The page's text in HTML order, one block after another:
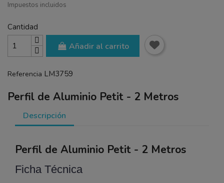
Impuestos incluidos
Cantidad
Añadir al carrito
Referencia LM3759
Perfil de Aluminio Petit - 2 Metros
Descripción
Perfil de Aluminio Petit - 2 Metros
Ficha Técnica